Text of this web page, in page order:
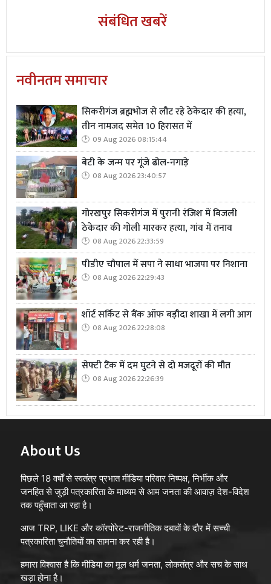
संबंधित खबरें
नवीनतम समाचार
सिकरीगंज ब्रह्मभोज से लौट रहे ठेकेदार की हत्या,
तीन नामजद समेत 10 हिरासत में
09 Aug 2026 08:15:44
बेटी के जन्म पर गूंजे ढोल-नगाड़े
08 Aug 2026 23:40:57
गोरखपुर सिकरीगंज में पुरानी रंजिश में बिजली
ठेकेदार की गोली मारकर हत्या, गांव में तनाव
08 Aug 2026 22:33:59
पीडीए चौपाल में सपा ने साधा भाजपा पर निशाना
08 Aug 2026 22:29:43
शॉर्ट सर्किट से बैंक ऑफ बड़ौदा शाखा में लगी आग
08 Aug 2026 22:28:08
सेफ्टी टैंक में दम घुटने से दो मजदूरों की मौत
08 Aug 2026 22:26:39
About Us
पिछले 18 वर्षों से स्वतंत्र प्रभात मीडिया परिवार निष्पक्ष, निर्भीक और
जनहित से जुड़ी पत्रकारिता के माध्यम से आम जनता की आवाज़ देश-विदेश
तक पहुँचाता आ रहा है।
आज TRP, LIKE और कॉरपोरेट-राजनीतिक दबावों के दौर में सच्ची
पत्रकारिता चुनौतियों का सामना कर रही है।
हमारा विश्वास है कि मीडिया का मूल धर्म जनता, लोकतंत्र और सच के साथ
खड़ा होना है।